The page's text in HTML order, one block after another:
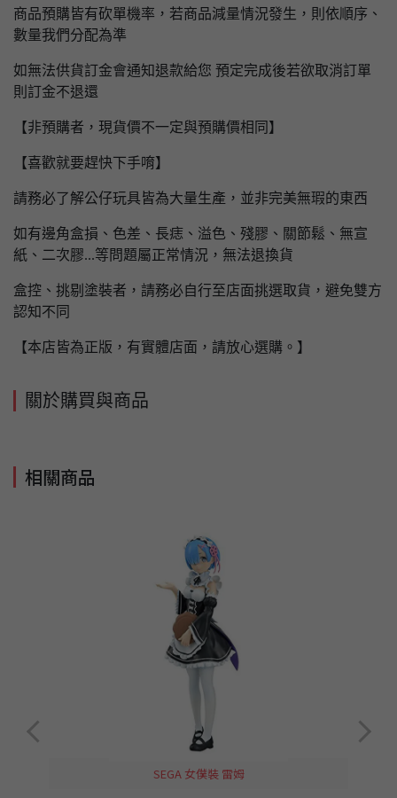
商品預購皆有砍單機率，若商品減量情況發生，則依順序、
數量我們分配為準
如無法供貨訂金會通知退款給您 預定完成後若欲取消訂單
則訂金不退還
【非預購者，現貨價不一定與預購價相同】
【喜歡就要趕快下手唷】
請務必了解公仔玩具皆為大量生產，並非完美無瑕的東西
如有邊角盒損、色差、長痣、溢色、殘膠、關節鬆、無宣
紙、二次膠...等問題屬正常情況，無法退換貨
盒控、挑剔塗裝者，請務必自行至店面挑選取貨，避免雙方
認知不同
【本店皆為正版，有實體店面，請放心選購。】
關於購買與商品
相關商品
SEGA 女僕裝 雷姆